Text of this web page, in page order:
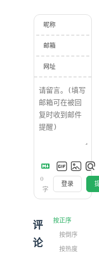
昵称
邮箱
网址
0
字
登录
评
论
按正序
按倒序
按热度